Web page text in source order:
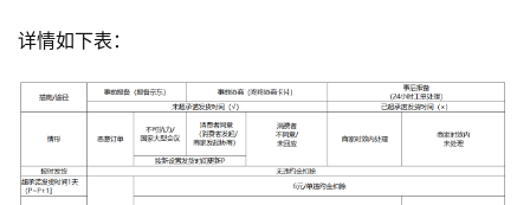
详情如下表：